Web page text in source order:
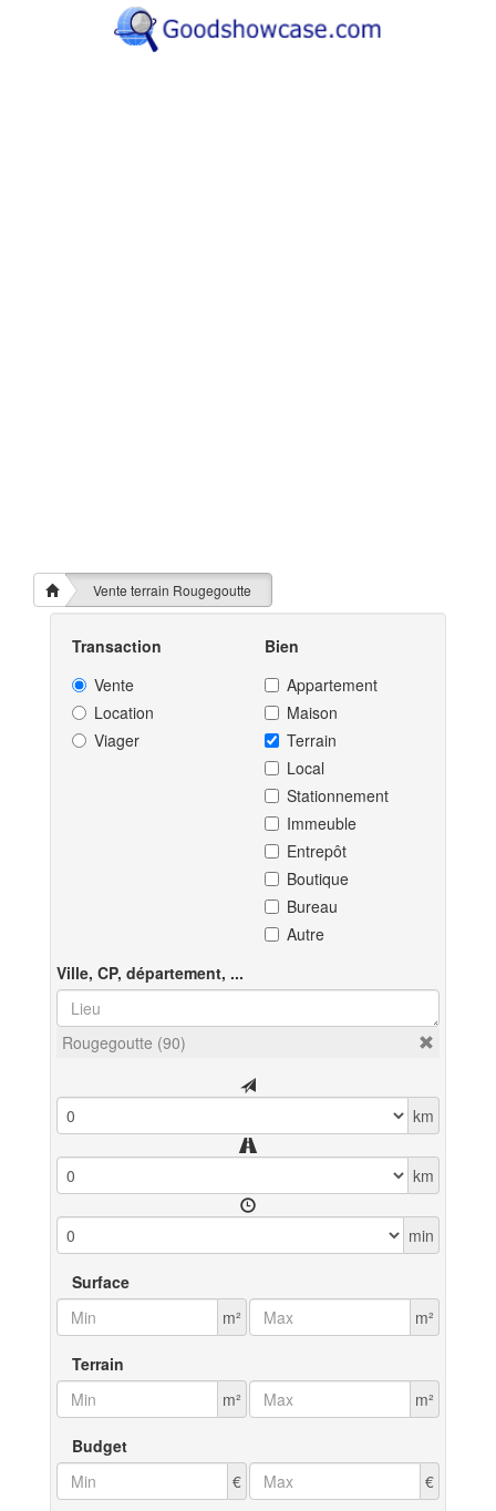
Vente terrain Rougegoutte
Transaction
Vente
Location
Viager
Bien
Appartement
Maison
Terrain
Local
Stationnement
Immeuble
Entrepôt
Boutique
Bureau
Autre
Ville, CP, département, ...
Rougegoutte (90)
km
km
min
Surface
m²
m²
Terrain
m²
m²
Budget
€
€